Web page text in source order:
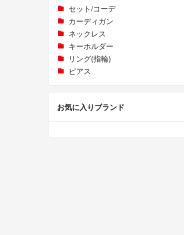
セット/コーデ
カーディガン
ネックレス
キーホルダー
リング(指輪)
ピアス
お気に入りブランド